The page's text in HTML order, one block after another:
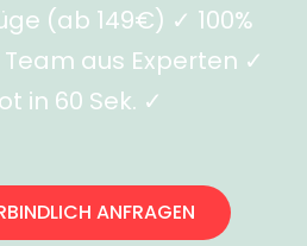
(ab 149€) ✓ 100%
aus Experten ✓
in 60 Sek. ✓
ANFRAGEN